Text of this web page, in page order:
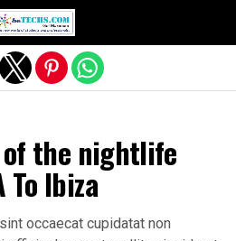
the nightlife
To Ibiza
occaecat cupidatat non
version